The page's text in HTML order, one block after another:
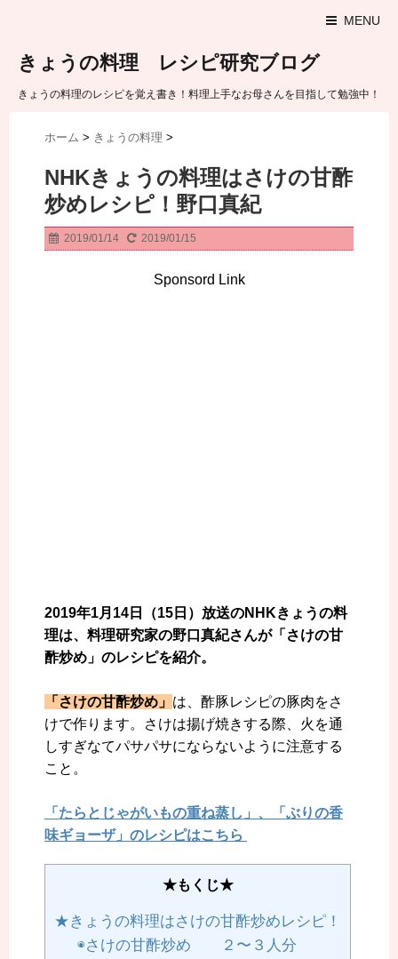
MENU
きょうの料理 レシピ研究ブログ
きょうの料理のレシピを覚え書き！料理上手なお母さんを目指して勉強中！
ホーム > きょうの料理 >
NHKきょうの料理はさけの甘酢
炒めレシピ！野口真紀
2019/01/14 2019/01/15
Sponsord Link
2019年1月14日（15日）放送のNHKきょうの料
理は、料理研究家の野口真紀さんが「さけの甘
酢炒め」のレシピを紹介。
「さけの甘酢炒め」 は、酢豚レシピの豚肉をさ
けで作ります。さけは揚げ焼きする際、火を通
しすぎなてパサパサにならないように注意する
こと。
「たらとじゃがいもの重ね蒸し」、「ぶりの香
味ギョーザ」のレシピはこちら
★もくじ★
★きょうの料理はさけの甘酢炒めレシピ！
◉さけの甘酢炒め ２〜３人分